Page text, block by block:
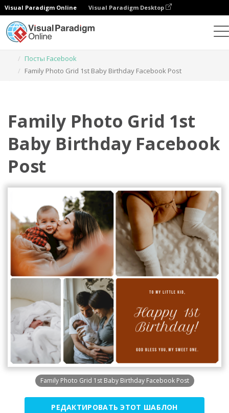
Visual Paradigm Online Visual Paradigm Desktop
Посты Facebook
Family Photo Grid 1st Baby Birthday Facebook Post
Family Photo Grid 1st
Baby Birthday Facebook
Post
Family Photo Grid 1st Baby Birthday Facebook Post
РЕДАКТИРОВАТЬ ЭТОТ ШАБЛОН